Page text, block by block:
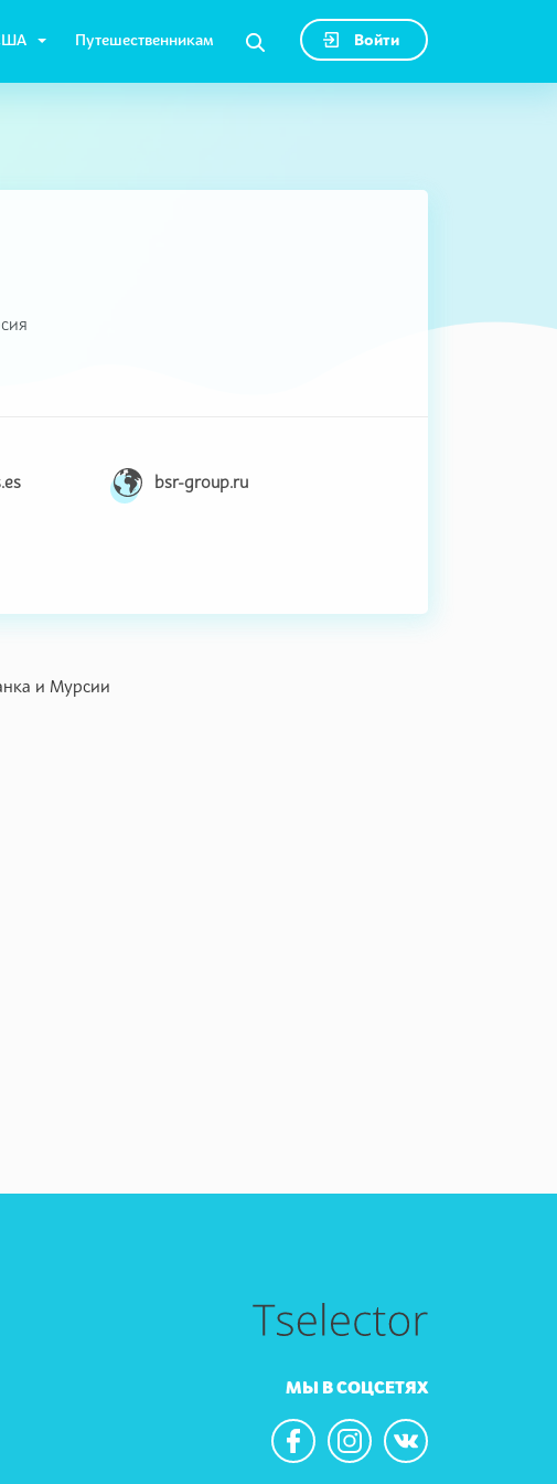
Путешественникам Войти
bsr-group.ru
и Мурсии
МЫ В СОЦСЕТЯХ